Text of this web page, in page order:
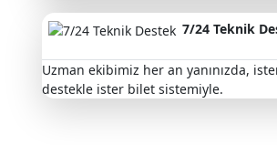
7/24 Teknik
Uzman ekibimiz her an yanınızda,
destekle ister bilet sistemiyle.